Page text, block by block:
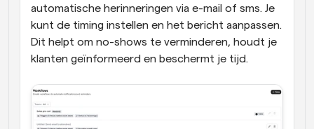
automatische herinneringen via e-mail of sms. Je
kunt de timing instellen en het bericht aanpassen.
Dit helpt om no-shows te verminderen, houdt je
klanten geïnformeerd en beschermt je tijd.